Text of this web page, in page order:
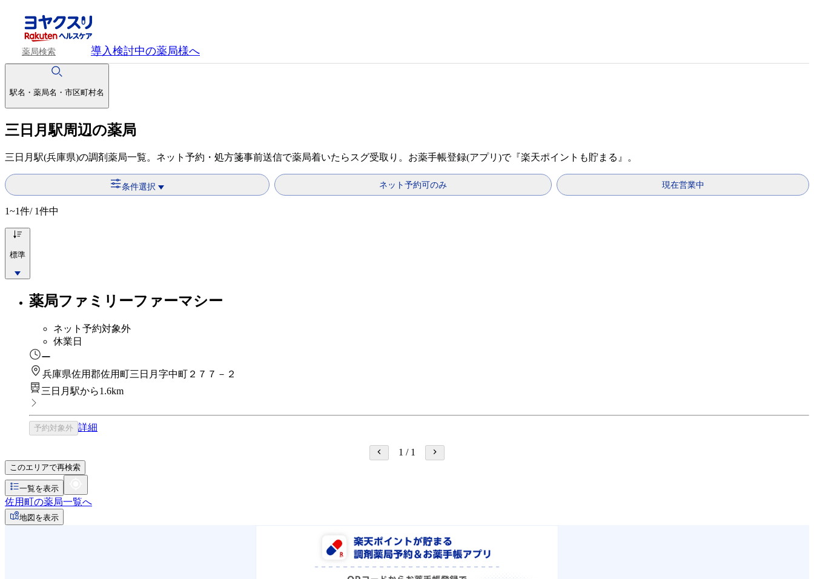
薬局検索 導入検討中の薬局様へ
駅名・薬局名・市区町村名
三日月駅周辺の薬局
三日月駅(兵庫県)の調剤薬局一覧。ネット予約・処方箋事前送信で薬局着いたらスグ受取り。お薬手帳登録(アプリ)で『楽天ポイントも貯まる』。
条件選択 ネット予約可のみ 現在営業中
1~1件/ 1件中
標準
薬局ファミリーファーマシー
ネット予約対象外
休業日
ー
兵庫県佐用郡佐用町三日月字中町２７７－２
三日月駅から1.6km
予約対象外 詳細
1 / 1
このエリアで再検索
一覧を表示
佐用町の薬局一覧へ
地図を表示